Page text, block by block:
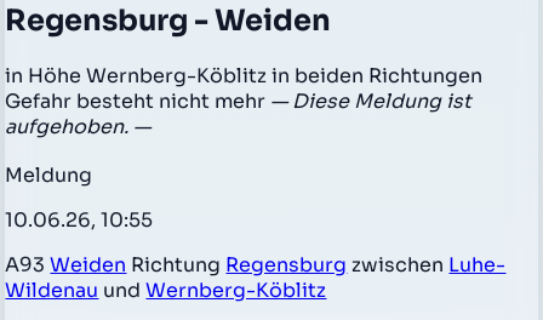
Regensburg - Weiden
in Höhe Wernberg-Köblitz in beiden Richtungen
Gefahr besteht nicht mehr — Diese Meldung ist
aufgehoben. —
Meldung
10.06.26, 10:55
A93Weiden Richtung Regensburg zwischen Luhe-
Wildenau undWernberg-Köblitz